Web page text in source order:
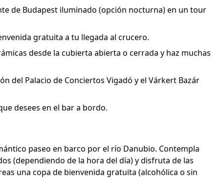
de Budapest iluminado (opción nocturna) en un tour
gratuita a tu llegada al crucero.
desde la cubierta abierta o cerrada y haz muchas
del Palacio de Conciertos Vigadó y el Várkert Bazár
desees en el bar a bordo.
paseo en barco por el río Danubio. Contempla
(dependiendo de la hora del día) y disfruta de las
una copa de bienvenida gratuita (alcohólica o sin